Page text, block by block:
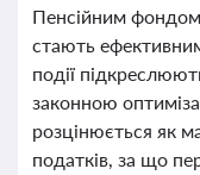
Пенсійним
стають
події
законною
розцінюється як
податків, за що